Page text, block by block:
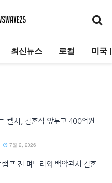
최신뉴스 로컬 미국
-켈시, 결혼식 앞두고 400억원
7월 2, 2026
프 전 며느리와 백악관서 결혼